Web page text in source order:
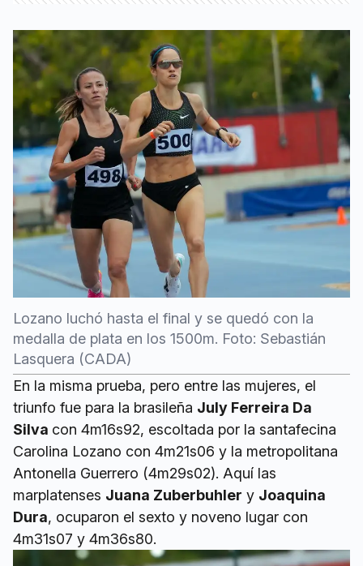
Lozano luchó hasta el final y se quedó con la
medalla de plata en los 1500m. Foto: Sebastián
Lasquera (CADA)
En la misma prueba, pero entre las mujeres, el
triunfo fue para la brasileña July Ferreira Da
Silva con 4m16s92, escoltada por la santafecina
Carolina Lozano con 4m21s06 y la metropolitana
Antonella Guerrero (4m29s02). Aquí las
marplatenses Juana Zuberbuhler y Joaquina
Dura, ocuparon el sexto y noveno lugar con
4m31s07 y 4m36s80.